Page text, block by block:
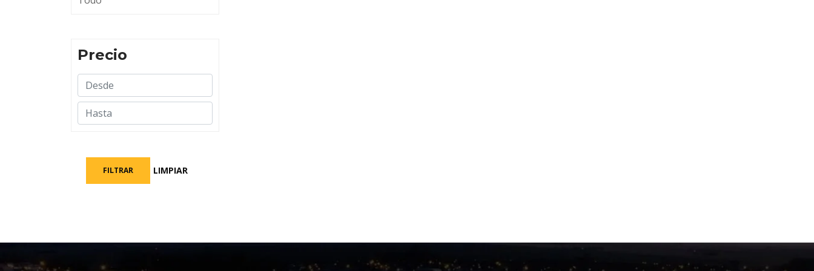
Precio
FILTRAR LIMPIAR